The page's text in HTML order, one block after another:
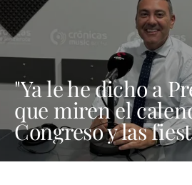
"Ya le he dicho a
que miren el
Congreso y las
municipios